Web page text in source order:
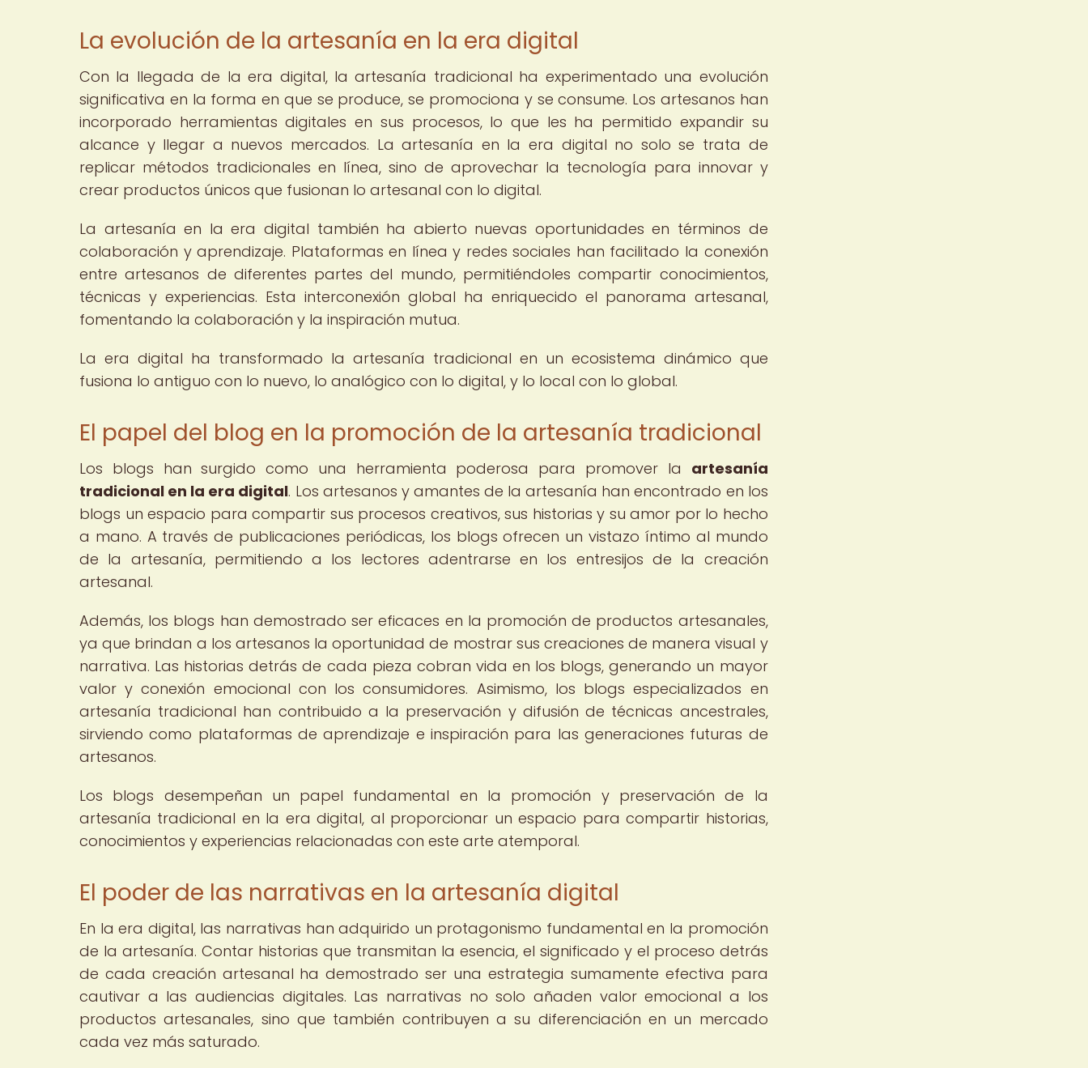
La evolución de la artesanía en la era digital
Con la llegada de la era digital, la artesanía tradicional ha experimentado una evolución
significativa en la forma en que se produce, se promociona y se consume. Los artesanos han
incorporado herramientas digitales en sus procesos, lo que les ha permitido expandir su
alcance y llegar a nuevos mercados. La artesanía en la era digital no solo se trata de
replicar métodos tradicionales en línea, sino de aprovechar la tecnología para innovar y
crear productos únicos que fusionan lo artesanal con lo digital.
La artesanía en la era digital también ha abierto nuevas oportunidades en términos de
colaboración y aprendizaje. Plataformas en línea y redes sociales han facilitado la conexión
entre artesanos de diferentes partes del mundo, permitiéndoles compartir conocimientos,
técnicas y experiencias. Esta interconexión global ha enriquecido el panorama artesanal,
fomentando la colaboración y la inspiración mutua.
La era digital ha transformado la artesanía tradicional en un ecosistema dinámico que
fusiona lo antiguo con lo nuevo, lo analógico con lo digital, y lo local con lo global.
El papel del blog en la promoción de la artesanía tradicional
Los blogs han surgido como una herramienta poderosa para promover la artesanía
tradicional en la era digital. Los artesanos y amantes de la artesanía han encontrado en los
blogs un espacio para compartir sus procesos creativos, sus historias y su amor por lo hecho
a mano. A través de publicaciones periódicas, los blogs ofrecen un vistazo íntimo al mundo
de la artesanía, permitiendo a los lectores adentrarse en los entresijos de la creación
artesanal.
Además, los blogs han demostrado ser eficaces en la promoción de productos artesanales,
ya que brindan a los artesanos la oportunidad de mostrar sus creaciones de manera visual y
narrativa. Las historias detrás de cada pieza cobran vida en los blogs, generando un mayor
valor y conexión emocional con los consumidores. Asimismo, los blogs especializados en
artesanía tradicional han contribuido a la preservación y difusión de técnicas ancestrales,
sirviendo como plataformas de aprendizaje e inspiración para las generaciones futuras de
artesanos.
Los blogs desempeñan un papel fundamental en la promoción y preservación de la
artesanía tradicional en la era digital, al proporcionar un espacio para compartir historias,
conocimientos y experiencias relacionadas con este arte atemporal.
El poder de las narrativas en la artesanía digital
En la era digital, las narrativas han adquirido un protagonismo fundamental en la promoción
de la artesanía. Contar historias que transmitan la esencia, el significado y el proceso detrás
de cada creación artesanal ha demostrado ser una estrategia sumamente efectiva para
cautivar a las audiencias digitales. Las narrativas no solo añaden valor emocional a los
productos artesanales, sino que también contribuyen a su diferenciación en un mercado
cada vez más saturado.